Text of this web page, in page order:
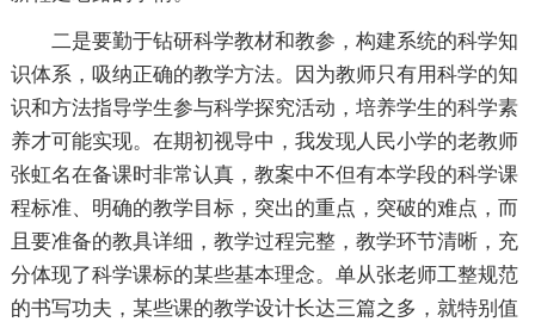
二是要勤于钻研科学教材和教参，构建系统的科学知
识体系，吸纳正确的教学方法。因为教师只有用科学的知
识和方法指导学生参与科学探究活动，培养学生的科学素
养才可能实现。在期初视导中，我发现人民小学的老教师
张虹名在备课时非常认真，教案中不但有本学段的科学课
程标准、明确的教学目标，突出的重点，突破的难点，而
且要准备的教具详细，教学过程完整，教学环节清晰，充
分体现了科学课标的某些基本理念。单从张老师工整规范
的书写功夫，某些课的教学设计长达三篇之多，就特别值